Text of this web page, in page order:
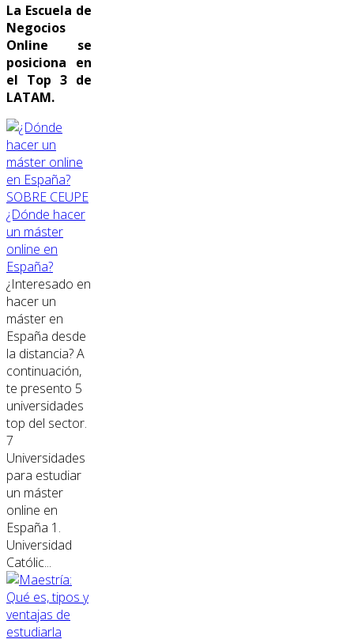
La Escuela de
Negocios
Online se
posiciona en
el Top 3 de
LATAM.
SOBRE CEUPE
¿Dónde hacer
un máster
online en
España?
¿Interesado en
hacer un
máster en
España desde
la distancia? A
continuación,
te presento 5
universidades
top del sector.
7
Universidades
para estudiar
un máster
online en
España 1.
Universidad
Católic...